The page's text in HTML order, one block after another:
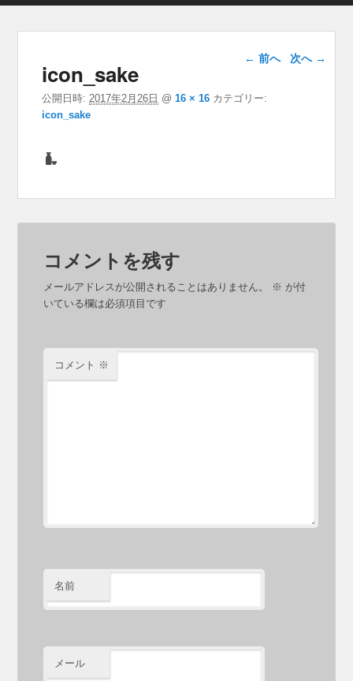
画像ナビゲー
ション
← 前へ 次へ →
icon_sake
公開日時: 2017年2月26日 @16 × 16 カテゴリー:
icon_sake
コメントを残す
メールアドレスが公開されることはありません。 ※ が付
いている欄は必須項目です
コメント ※
名前
メール